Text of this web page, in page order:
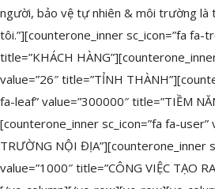
người, bảo vệ tự nhiên & môi trường là
tôi.”][counterone_inner sc_icon=”fa fa-
title=”KHÁCH
value=”26″ title=”TỈNH
fa-leaf” value=”300000″ title=”TIỀM
[counterone_inner sc_icon=”fa fa-user”
TRƯỜNG NỘI ĐỊA”][counterone_inner
value=”1000″ title=”CÔNG VIỆC TẠO